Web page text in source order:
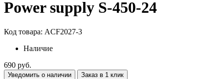
Power supply S-450-24
Код товара: ACF2027-3
Наличие
690 руб.
Уведомить о наличии
Заказ в 1 клик